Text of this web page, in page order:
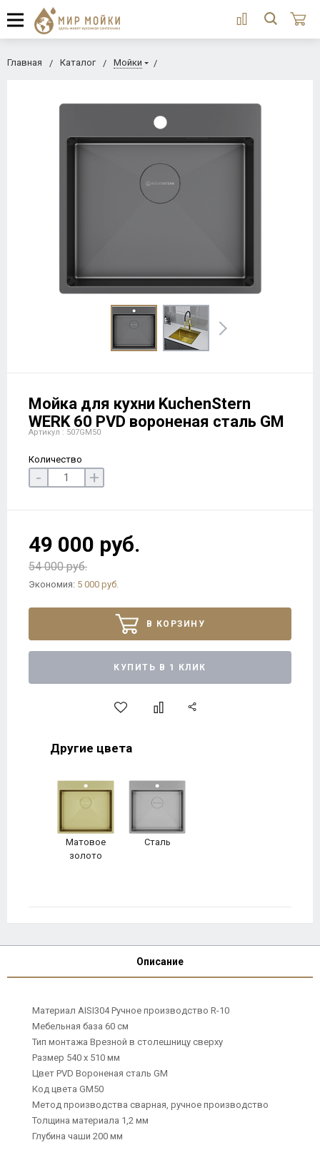
Главная Каталог Мойки
Мойка для кухни KuchenStern
WERK 60 PVD вороненая сталь GM
Артикул : 507GM50
Количество
- +
49 000 руб.
54 000 руб.
Экономия: 5 000 руб.
В КОРЗИНУ
КУПИТЬ В 1 КЛИК
Другие цвета
Матовое
золото
Сталь
Описание
Материал AISI304 Ручное производство R-10
Мебельная база 60 см
Тип монтажа Врезной в столешницу сверху
Размер 540 х 510 мм
Цвет PVD Вороненая сталь GM
Код цвета GM50
Метод производства сварная, ручное производство
Толщина материала 1,2 мм
Глубина чаши 200 мм